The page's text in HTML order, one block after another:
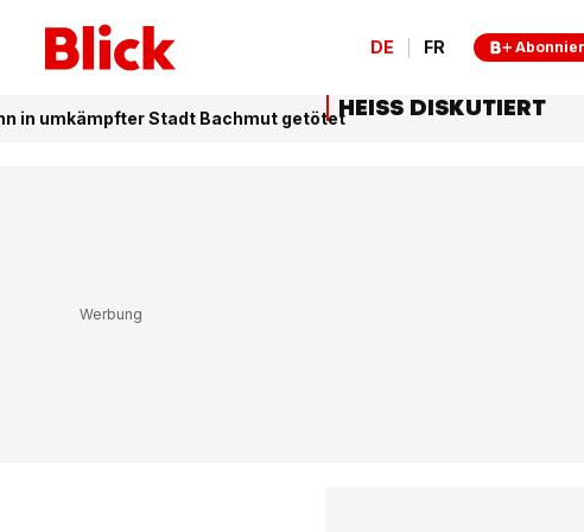
DE FR
in umkämpfter Stadt Bachmut getötetHEISS DISKUTIERT